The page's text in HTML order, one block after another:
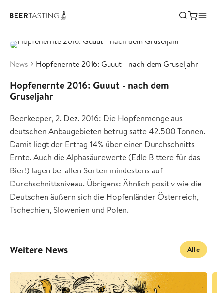
News Hopfenernte 2016: Guuut - nach dem Gruseljahr
Hopfenernte 2016: Guuut - nach dem
Gruseljahr
Beerkeeper, 2. Dez. 2016: Die Hopfenmenge aus
deutschen Anbaugebieten betrug satte 42.500 Tonnen.
Damit liegt der Ertrag 14% über einer Durchschnitts-
Ernte. Auch die Alphasäurewerte (Edle Bittere für das
Bier!) lagen bei allen Sorten mindestens auf
Durchschnittsniveau. Übrigens: Ähnlich positiv wie die
Deutschen äußern sich die Hopfenländer Österreich,
Tschechien, Slowenien und Polen.
Weitere News Alle